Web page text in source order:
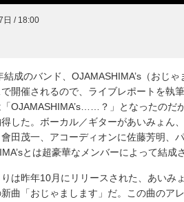
日 / 18:00
成のバンド、OJAMASHIMA’s（おじ
で開催されるので、ライブレポートを執
OJAMASHIMA’s……？」となったのだ
した。ボーカル／ギターがあいみょん
田茂一、アコーディオンに佐藤芳明、
とは超豪華なメンバーによって結成
は昨年10月にリリースされた、あいみ
曲「おじゃまします」だ。この曲のア